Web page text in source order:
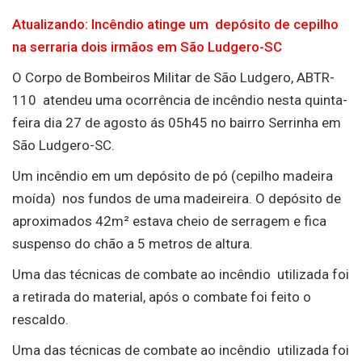
Atualizando: Incêndio atinge um depósito de cepilho
na serraria dois irmãos em São Ludgero-SC
O Corpo de Bombeiros Militar de São Ludgero, ABTR-
110 atendeu uma ocorrência de incêndio nesta quinta-
feira dia 27 de agosto ás 05h45 no bairro Serrinha em
São Ludgero-SC.
Um incêndio em um depósito de pó (cepilho madeira
moída) nos fundos de uma madeireira. O depósito de
aproximados 42m² estava cheio de serragem e fica
suspenso do chão a 5 metros de altura.
Uma das técnicas de combate ao incêndio utilizada foi
a retirada do material, após o combate foi feito o
rescaldo.
Uma das técnicas de combate ao incêndio utilizada foi